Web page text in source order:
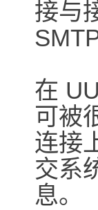
接与
在
可被
连接
交系
息。